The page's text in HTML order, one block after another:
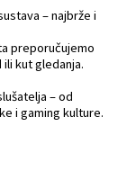
– najbrže i
preporučujemo
kut gledanja.
– od
i gaming kulture.